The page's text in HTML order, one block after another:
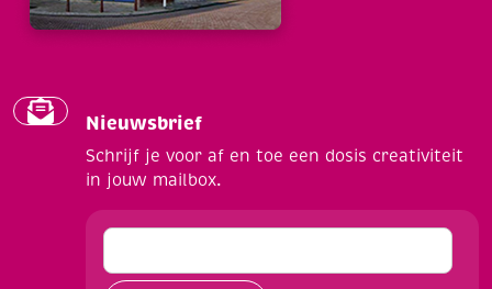
Nieuwsbrief
Schrijf je voor af en toe een dosis creativiteit
in jouw mailbox.